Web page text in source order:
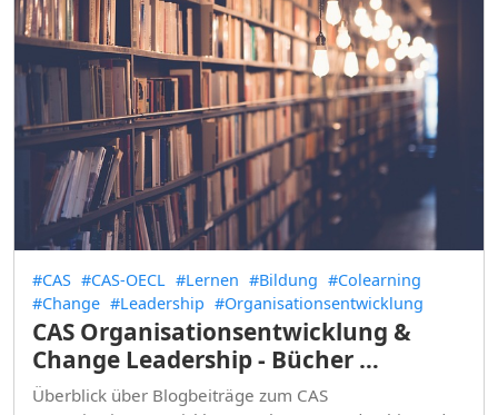
#CAS #CAS-OECL #Lernen #Bildung #Colearning
#Change #Leadership #Organisationsentwicklung
CAS Organisationsentwicklung &
Change Leadership - Bücher …
Überblick über Blogbeiträge zum CAS